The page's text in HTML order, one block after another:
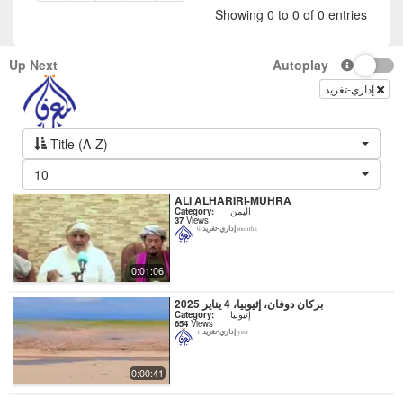
Showing 0 to 0 of 0 entries
Up Next Autoplay
Title (A-Z)
10
0:01:06
ALI ALHARIRI-MUHRA
Category: اليمن
37Views
إداري-تغريد 6 months
0:00:41
بركان دوفان، إثيوبيا، 4 يناير 2025
Category: إثيوبيا
654 Views
إداري-تغريد 1 year